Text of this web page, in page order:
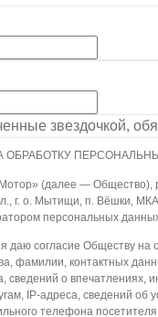
звездочкой,
ОБРАБОТКУ
(далее — Общество),
г. о. Мытищи, п. Вёшки,
персональных
даю согласие Обществу на
фамилии, контактных
сведений о впечатлениях,
IP-адреса, сведений об
телефона